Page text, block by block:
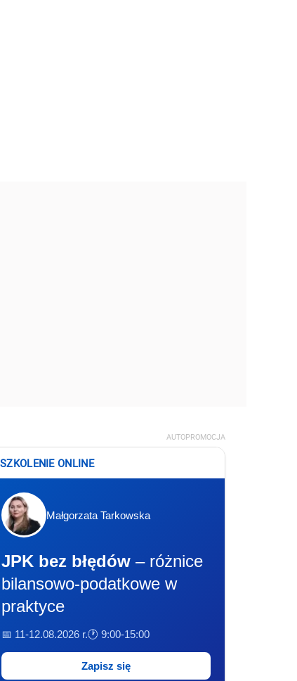
AUTOPROMOCJA
SZKOLENIE ONLINE
Małgorzata Tarkowska
JPK bez błędów – różnice
bilansowo-podatkowe w
praktyce
📅 11-12.08.2026 r.🕐 9:00-15:00
Zapisz się